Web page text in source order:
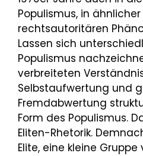
Populismus, in
rechtsautoritären
Lassen sich
Populismus
verbreiteten
Selbstaufwertung und
Fremdabwertung
Form des Populismus.
Eliten-Rhetorik.
Elite, eine kleine